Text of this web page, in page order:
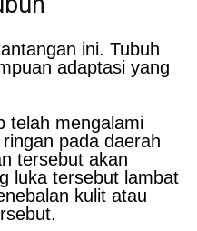
ini. Tubuh
adaptasi yang
telah mengalami
pada daerah
tersebut akan
luka tersebut lambat
kulit atau